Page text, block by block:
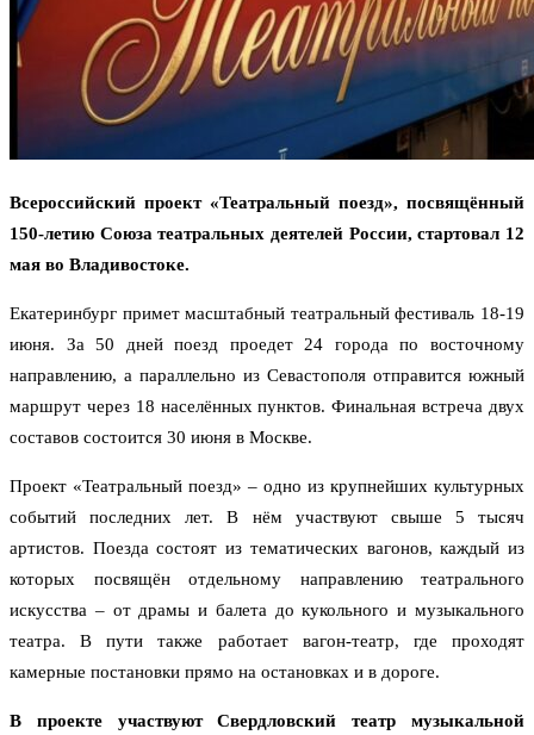
Всероссийский проект «Театральный поезд», посвящённый
150-летию Союза театральных деятелей России, стартовал 12
мая во Владивостоке.
Екатеринбург примет масштабный театральный фестиваль 18-19
июня. За 50 дней поезд проедет 24 города по восточному
направлению, а параллельно из Севастополя отправится южный
маршрут через 18 населённых пунктов. Финальная встреча двух
составов состоится 30 июня в Москве.
Проект «Театральный поезд» – одно из крупнейших культурных
событий последних лет. В нём участвуют свыше 5 тысяч
артистов. Поезда состоят из тематических вагонов, каждый из
которых посвящён отдельному направлению театрального
искусства – от драмы и балета до кукольного и музыкального
театра. В пути также работает вагон-театр, где проходят
камерные постановки прямо на остановках и в дороге.
В проекте участвуют Свердловский театр музыкальной